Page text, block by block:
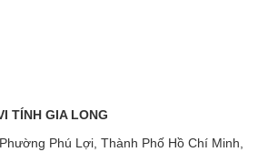
TÍNH GIA LONG
Phú Lợi, Thành Phố Hồ Chí Minh,